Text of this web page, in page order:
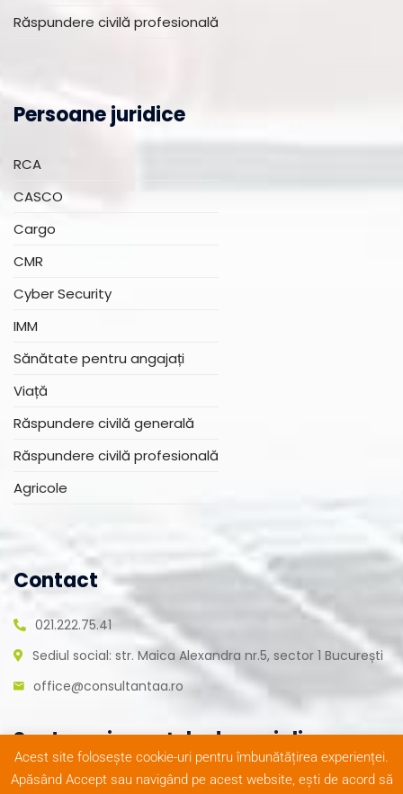
Răspundere civilă profesională
Persoane juridice
RCA
CASCO
Cargo
CMR
Cyber Security
IMM
Sănătate pentru angajați
Viață
Răspundere civilă generală
Răspundere civilă profesională
Agricole
Contact
021.222.75.41
Sediul social: str. Maica Alexandra nr.5, sector 1 București
office@consultantaa.ro
Suntem și pe rețele de socializare
Acest site folosește cookie-uri pentru îmbunătățirea experienței.
Apăsând Accept sau navigând pe acest website, ești de acord să